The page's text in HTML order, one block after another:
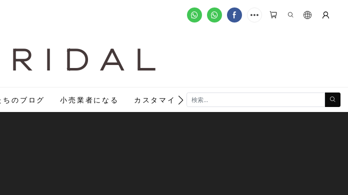
I D A L
ちのブログ 小売業者になる カスタマイズ注文